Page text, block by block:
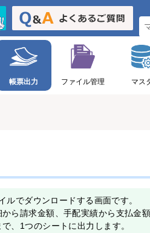
帳票出力 ファイル管理 マス
でダウンロードする画面です。
ら請求金額、手配実績から支払金
、1つのシートに出力します。